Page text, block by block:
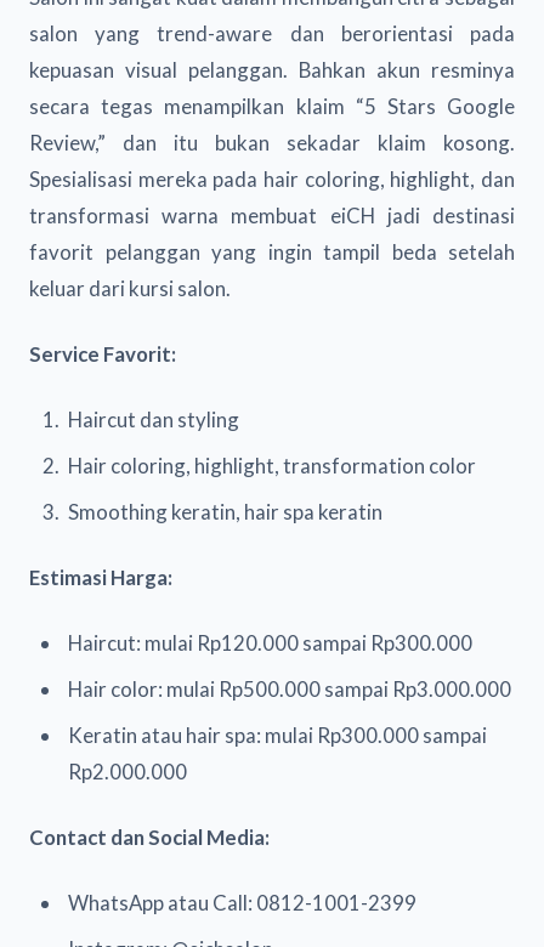
salon yang trend-aware dan berorientasi pada
kepuasan visual pelanggan. Bahkan akun resminya
secara tegas menampilkan klaim “5 Stars Google
Review,” dan itu bukan sekadar klaim kosong.
Spesialisasi mereka pada hair coloring, highlight, dan
transformasi warna membuat eiCH jadi destinasi
favorit pelanggan yang ingin tampil beda setelah
keluar dari kursi salon.
Service Favorit:
Haircut dan styling
Hair coloring, highlight, transformation color
Smoothing keratin, hair spa keratin
Estimasi Harga:
Haircut: mulai Rp120.000 sampai Rp300.000
Hair color: mulai Rp500.000 sampai Rp3.000.000
Keratin atau hair spa: mulai Rp300.000 sampai
Rp2.000.000
Contact dan Social Media:
WhatsApp atau Call: 0812-1001-2399